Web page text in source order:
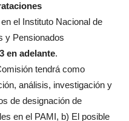
el Instituto Nacional de
y Pensionados
en adelante.
tendrá como
análisis, investigación y
de designación de
en el PAMI, b) El posible